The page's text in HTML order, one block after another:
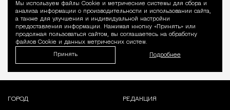
Уведомление
Мы используем файлы Сookie и метрические системы для сбора и
анализа информации о производительности и использовании сайта,
а также для улучшения и индивидуальной настройки
предоставления информации. Нажимая кнопку «Принять» или
продолжая пользоваться сайтом, вы соглашаетесь на обработку
файлов Cookie и данных метрических систем.
Принять Подробнее
ГОРОД РЕДАКЦИЯ